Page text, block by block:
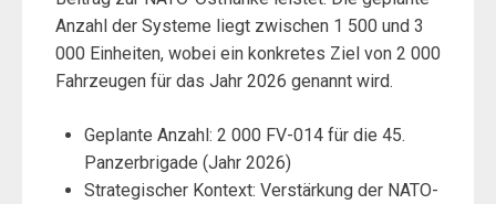
Anzahl der Systeme liegt zwischen 1 500 und 3
000 Einheiten, wobei ein konkretes Ziel von 2 000
Fahrzeugen für das Jahr 2026 genannt wird.
Geplante Anzahl: 2 000 FV-014 für die 45.
Panzerbrigade (Jahr 2026)
Strategischer Kontext: Verstärkung der NATO-